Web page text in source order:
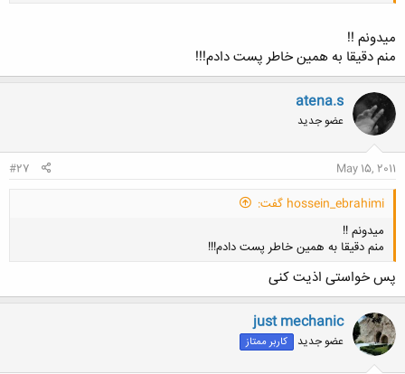
میدونم !!
منم دقیقا به همین خاطر پست دادم!!!
atena.s
عضو جدید
May 15, 2011
#27
hossein_ebrahimi گفت:
میدونم !!
منم دقیقا به همین خاطر پست دادم!!!
کلیک کنید تا باز شود...
پس خواستی اذیت کنی
just mechanic
عضو جدید کاربر ممتاز